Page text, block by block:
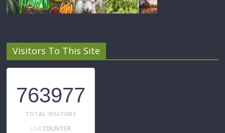
Visitors To This Site
763977
TOTAL VISITORS